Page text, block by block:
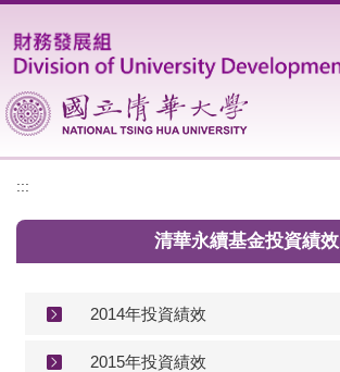
到
主
內
容
:::
清華永續基金投資績效
2014年投資績效
2015年投資績效